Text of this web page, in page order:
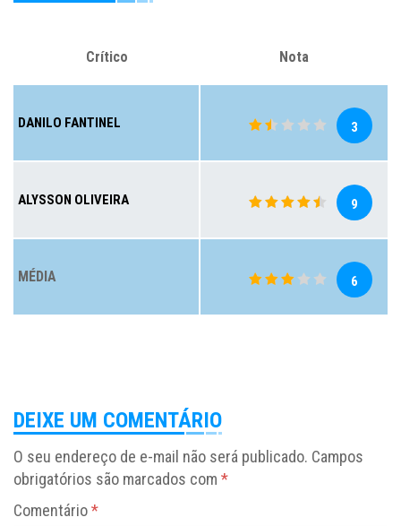
Crítico Nota
DANILO FANTINEL 3
ALYSSON OLIVEIRA 9
MÉDIA 6
DEIXE UM COMENTÁRIO
O seu endereço de e-mail não será publicado. Campos
obrigatórios são marcados com *
Comentário*